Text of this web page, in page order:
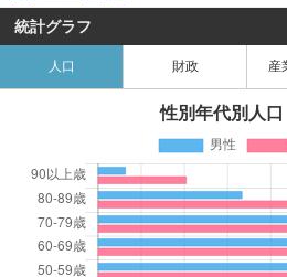
統計グラフ
人口 財政 産
性別年代別人